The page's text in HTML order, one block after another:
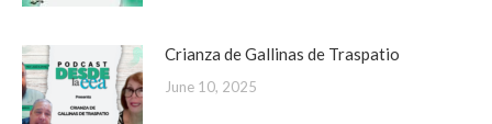
Crianza de Gallinas de Traspatio
June 10, 2025